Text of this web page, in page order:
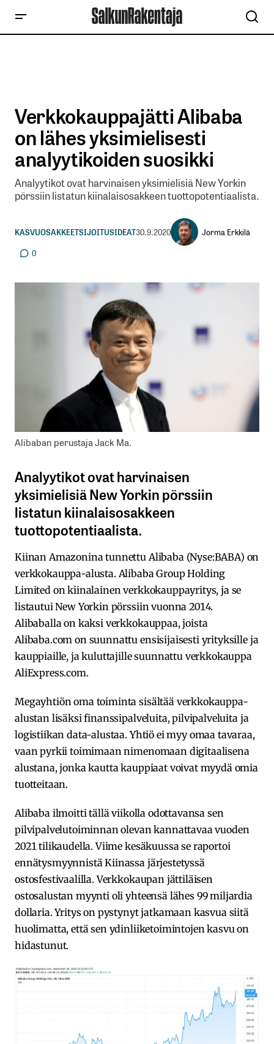
Verkkokauppajätti Alibaba
on lähes yksimielisesti
analyytikoiden suosikki
Analyytikot ovat harvinaisen yksimielisiä New Yorkin
pörssiin listatun kiinalaisosakkeen tuottopotentiaalista.
KASVUOSAKKEETSIJOITUSIDEAT30.9.2020
Jorma Erkkilä
0
Alibaban perustaja Jack Ma.
Analyytikot ovat harvinaisen
yksimielisiä New Yorkin pörssiin
listatun kiinalaisosakkeen
tuottopotentiaalista.
Kiinan Amazonina tunnettu Alibaba (Nyse:BABA) on
verkkokauppa-alusta. Alibaba Group Holding
Limited on kiinalainen verkkokauppayritys, ja se
listautui New Yorkin pörssiin vuonna 2014.
Alibaballa on kaksi verkkokauppaa, joista
Alibaba.com on suunnattu ensisijaisesti yrityksille ja
kauppiaille, ja kuluttajille suunnattu verkkokauppa
AliExpress.com.
Megayhtiön oma toiminta sisältää verkkokauppa-
alustan lisäksi finanssipalveluita, pilvipalveluita ja
logistiikan data-alustaa. Yhtiö ei myy omaa tavaraa,
vaan pyrkii toimimaan nimenomaan digitaalisena
alustana, jonka kautta kauppiaat voivat myydä omia
tuotteitaan.
Alibaba ilmoitti tällä viikolla odottavansa sen
pilvipalvelutoiminnan olevan kannattavaa vuoden
2021 tilikaudella. Viime kesäkuussa se raportoi
ennätysmyynnistä Kiinassa järjestetyssä
ostosfestivaalilla. Verkkokaupan jättiläisen
ostosalustan myynti oli yhteensä lähes 99 miljardia
dollaria. Yritys on pystynyt jatkamaan kasvua siitä
huolimatta, että sen ydinliiketoimintojen kasvu on
hidastunut.